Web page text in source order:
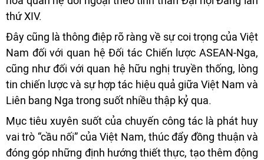
thứ XIV.
Đây cũng là thông điệp rõ ràng về sự coi trọng của Việt
Nam đối với quan hệ Đối tác Chiến lược ASEAN-Nga,
cũng như đối với quan hệ hữu nghị truyền thống, lòng
tin chiến lược và sự hợp tác hiệu quả giữa Việt Nam và
Liên bang Nga trong suốt nhiều thập kỷ qua.
Mục tiêu xuyên suốt của chuyến công tác là phát huy
vai trò “cầu nối” của Việt Nam, thúc đẩy đồng thuận và
đóng góp những định hướng thiết thực, tạo thêm động